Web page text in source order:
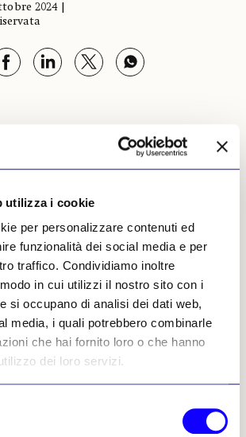
utilizza i cookie
per personalizzare contenuti ed
funzionalità dei social media e per
traffico. Condividiamo inoltre
in cui utilizzi il nostro sito con i
si occupano di analisi dei dati web,
media, i quali potrebbero combinarle
che hai fornito loro o che hanno
dei loro servizi.
2024 |
dell'autore
museo
Le Queen’s Galleries